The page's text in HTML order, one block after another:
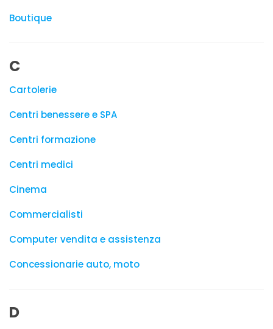
Boutique
C
Cartolerie
Centri benessere e SPA
Centri formazione
Centri medici
Cinema
Commercialisti
Computer vendita e assistenza
Concessionarie auto, moto
D